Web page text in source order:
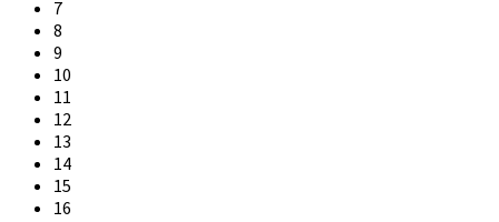
7
8
9
10
11
12
13
14
15
16